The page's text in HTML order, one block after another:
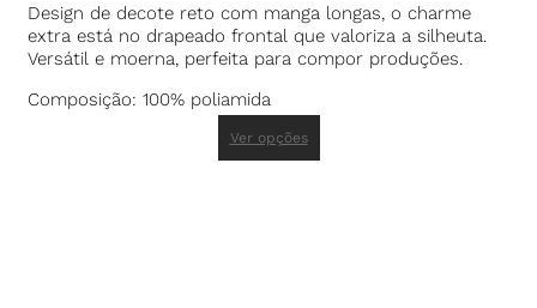
Design de decote reto com manga longas, o charme
extra está no drapeado frontal que valoriza a silheuta.
Versátil e moerna, perfeita para compor produções.
Composição: 100% poliamida
Ver opções